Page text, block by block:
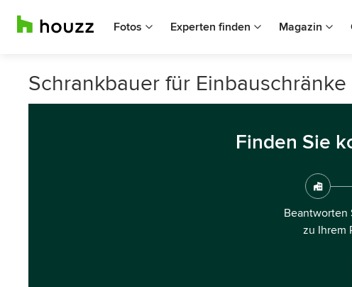
Fotos Experten finden Magazin
Schrankbauer für
Finden Sie
Beantworten
zu Ihrem